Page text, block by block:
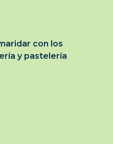
con los
y pastelería